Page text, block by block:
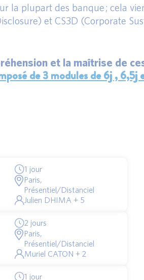
la plupart des banque ; cela
et CS3D (Corporate
et la maîtrise de
de 3 modules de 6j , 6,5j
1 jour
Paris,
Présentiel/Distanciel
Julien DHIMA + 5
2 jours
Paris,
Présentiel/Distanciel
Muriel CATON + 2
1 jour